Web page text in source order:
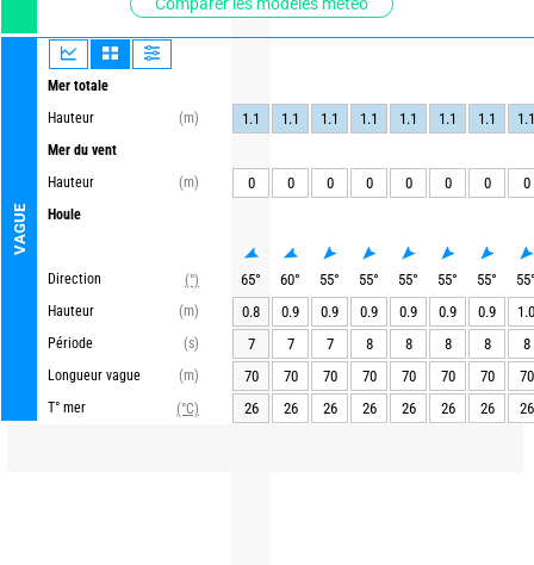
VAGUE
Mer totale
Hauteur
(m)
Mer du vent
Hauteur
(m)
Houle
Direction
(°)
Hauteur
(m)
Période
(s)
Longueur vague
(m)
T° mer
(°C)
1.1 1.1 1.1 1.1 1.1 1.1 1.1 1.1
0 0 0 0 0 0 0 0
65° 60° 55° 55° 55° 55° 55° 55
0.8
0.9 0.9 0.9 0.9 0.9 0.9
1.0
7
7 7 8 8 8 8
8
70
70 70 70 70 70 70
70
26
26 26 26 26 26 26 26